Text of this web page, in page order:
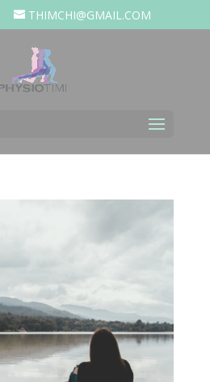
THIMCHI@GMAIL.COM